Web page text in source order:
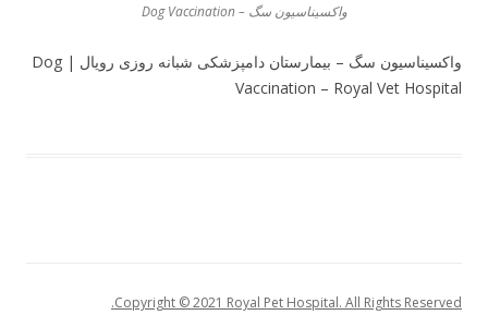
واکسیناسیون سگ – Dog Vaccination
واکسیناسیون سگ – بیمارستان دامپزشکی شبانه روزی رویال | Dog
Vaccination – Royal Vet Hospital
Copyright © 2021 Royal Pet Hospital. All Rights Reserved.